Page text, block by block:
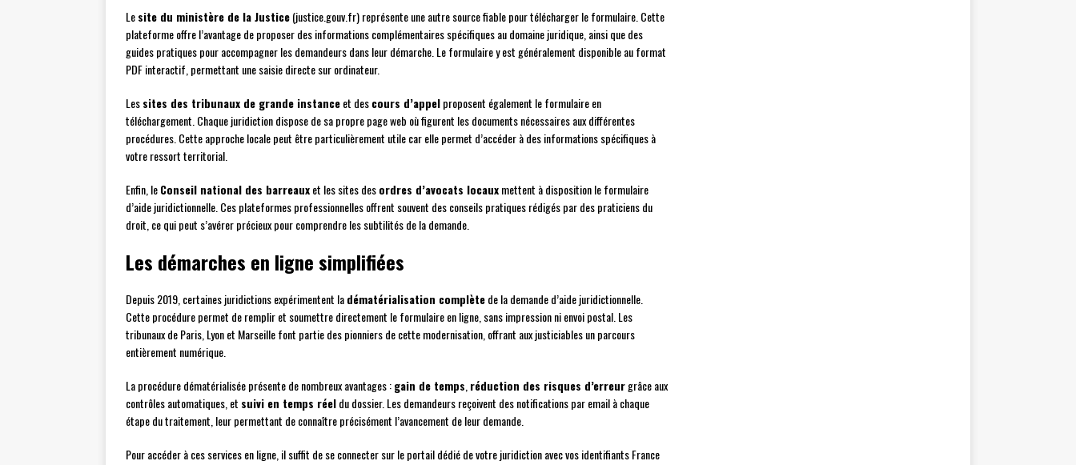
Lesite du ministère de la Justice(justice.gouv.fr) représente une autre source fiable pour télécharger le formulaire. Cette
plateforme offre l’avantage de proposer des informations complémentaires spécifiques au domaine juridique, ainsi que des
guides pratiques pour accompagner les demandeurs dans leur démarche. Le formulaire y est généralement disponible au format
PDF interactif, permettant une saisie directe sur ordinateur.
Lessites des tribunaux de grande instanceet descours d’appelproposent également le formulaire en
téléchargement. Chaque juridiction dispose de sa propre page web où figurent les documents nécessaires aux différentes
procédures. Cette approche locale peut être particulièrement utile car elle permet d’accéder à des informations spécifiques à
votre ressort territorial.
Enfin, leConseil national des barreauxet les sites desordres d’avocats locauxmettent à disposition le formulaire
d’aide juridictionnelle. Ces plateformes professionnelles offrent souvent des conseils pratiques rédigés par des praticiens du
droit, ce qui peut s’avérer précieux pour comprendre les subtilités de la demande.
Les démarches en ligne simplifiées
Depuis 2019, certaines juridictions expérimentent ladématérialisation complètede la demande d’aide juridictionnelle.
Cette procédure permet de remplir et soumettre directement le formulaire en ligne, sans impression ni envoi postal. Les
tribunaux de Paris, Lyon et Marseille font partie des pionniers de cette modernisation, offrant aux justiciables un parcours
entièrement numérique.
La procédure dématérialisée présente de nombreux avantages :gain de temps réduction des risques d’erreurgrâce aux
contrôles automatiques, et suivi en temps réeldu dossier. Les demandeurs reçoivent des notifications par email à chaque
étape du traitement, leur permettant de connaître précisément l’avancement de leur demande.
Pour accéder à ces services en ligne, il suffit de se connecter sur le portail dédié de votre juridiction avec vos identifiants France